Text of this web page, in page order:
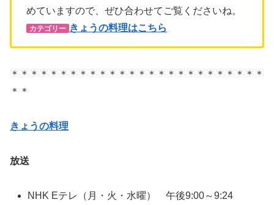
めていますので、ぜひ合わせてご覧くださいね。
カテゴリー きょうの料理はこちら
＊＊＊＊＊＊＊＊＊＊＊＊＊＊＊＊＊＊＊＊＊＊＊＊＊＊
＊＊
きょうの料理
放送
NHK Eテレ（月・火・水曜） 午後9:00～9:24